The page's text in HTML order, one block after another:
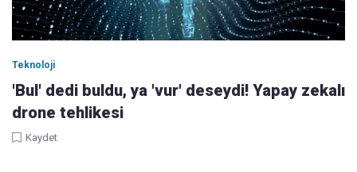
Teknoloji
'Bul' dedi buldu, ya 'vur' deseydi! Yapay zekalı
drone tehlikesi
Kaydet